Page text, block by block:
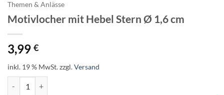
Themen & Anlässe
Motivlocher mit Hebel Stern Ø 1,6 cm
3,99 €
inkl. 19 % MwSt.zzgl.Versand